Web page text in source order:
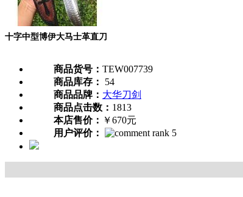
十字中型博伊大马士革直刀
商品货号： TEW007739
商品库存：
54
商品品牌： 大华刀剑
商品点击数： 1813
本店售价： ￥670元
用户评价：